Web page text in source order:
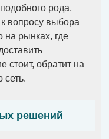
рода,
к вопросу выбора
на рынках, где
стоит, обратит на
сеть.
решений